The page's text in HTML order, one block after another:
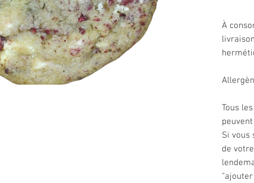
À
Tous
Si vous
de